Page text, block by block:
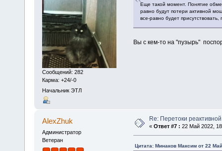
Сообщений: 282
Карма: +24/-0
Начальник ЭТЛ
Еще такой момент. Понятие
равно будут потери активной
все-равно будет
Вы с кем-то на "пузырь"
AlexZhuk
Администратор
Ветеран
Re: Перетоки
« Ответ #7 : 22 Май 2022,
Цитата: Минаков Максим от 22